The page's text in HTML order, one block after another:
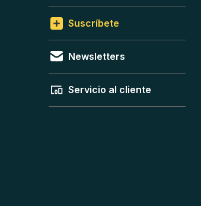
Suscríbete
Newsletters
Servicio al cliente